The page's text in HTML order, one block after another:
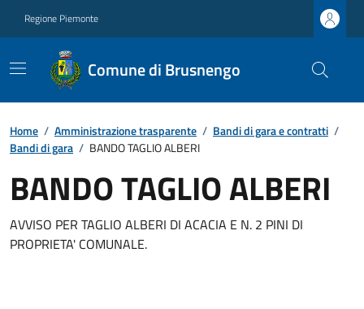
Regione Piemonte
Comune di Brusnengo
Home / Amministrazione trasparente / Bandi di gara e contratti /
Bandi di gara / BANDO TAGLIO ALBERI
BANDO TAGLIO ALBERI
AVVISO PER TAGLIO ALBERI DI ACACIA E N. 2 PINI DI
PROPRIETA' COMUNALE.